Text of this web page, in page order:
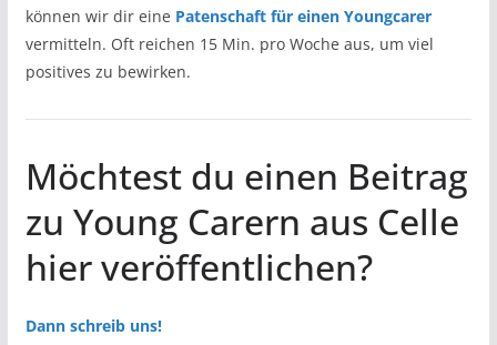
können wir dir eine Patenschaft für einen Youngcarer
vermitteln. Oft reichen 15 Min. pro Woche aus, um viel
positives zu bewirken.
Möchtest du einen Beitrag
zu Young Carern aus Celle
hier veröffentlichen?
Dann schreib uns!